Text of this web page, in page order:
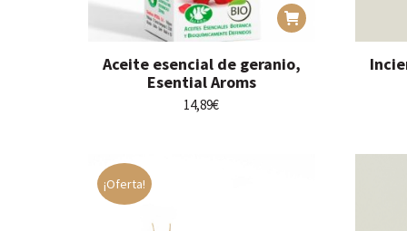
Aceite esencial de geranio,
Esential Aroms
14,89€
¡Oferta!